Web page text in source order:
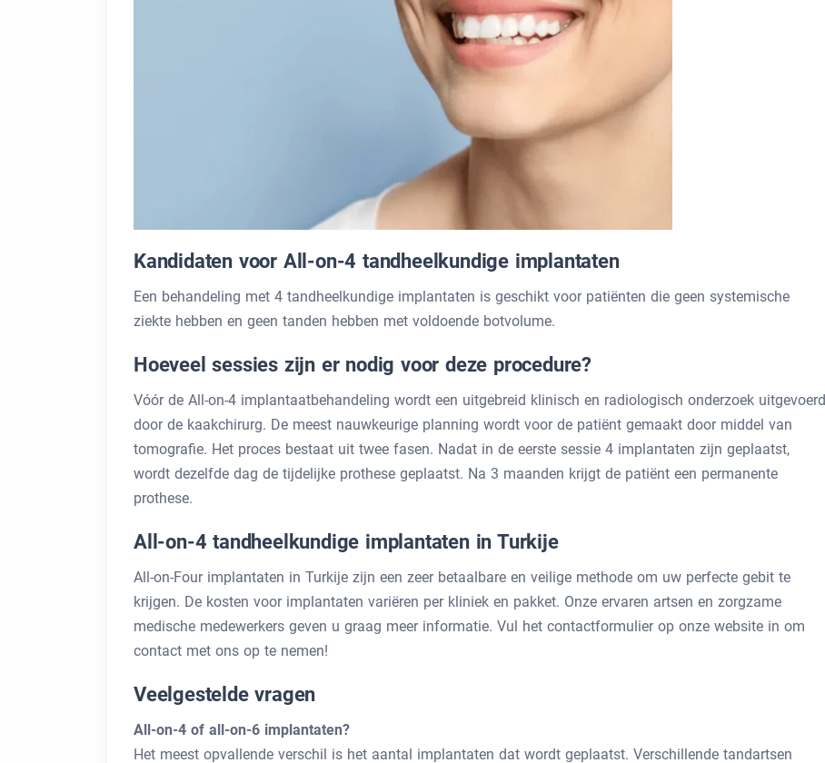
Kandidaten voor All-on-4 tandheelkundige implantaten
Een behandeling met 4 tandheelkundige implantaten is geschikt voor patiënten die geen systemische
ziekte hebben en geen tanden hebben met voldoende botvolume.
Hoeveel sessies zijn er nodig voor deze procedure?
Vóór de All-on-4 implantaatbehandeling wordt een uitgebreid klinisch en radiologisch onderzoek uitgevoerd
door de kaakchirurg. De meest nauwkeurige planning wordt voor de patiënt gemaakt door middel van
tomografie. Het proces bestaat uit twee fasen. Nadat in de eerste sessie 4 implantaten zijn geplaatst,
wordt dezelfde dag de tijdelijke prothese geplaatst. Na 3 maanden krijgt de patiënt een permanente
prothese.
All-on-4 tandheelkundige implantaten in Turkije
All-on-Four implantaten in Turkije zijn een zeer betaalbare en veilige methode om uw perfecte gebit te
krijgen. De kosten voor implantaten variëren per kliniek en pakket. Onze ervaren artsen en zorgzame
medische medewerkers geven u graag meer informatie. Vul het contactformulier op onze website in om
contact met ons op te nemen!
Veelgestelde vragen
All-on-4 of all-on-6 implantaten?
Het meest opvallende verschil is het aantal implantaten dat wordt geplaatst. Verschillende tandartsen